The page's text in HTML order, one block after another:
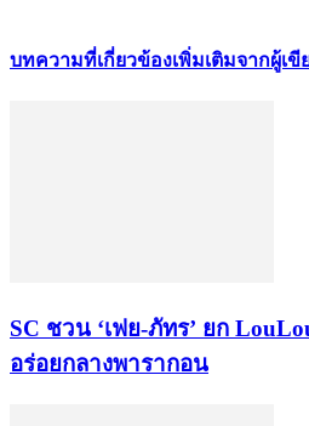
บทความที่เกี่ยวข้องเพิ่มเติมจากผู้เขี
SC ชวน ‘เฟย-ภัทร’ ยก
อร่อยกลางพารากอน